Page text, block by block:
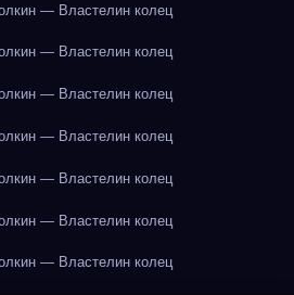
— Властелин колец
— Властелин колец
— Властелин колец
— Властелин колец
— Властелин колец
— Властелин колец
— Властелин колец